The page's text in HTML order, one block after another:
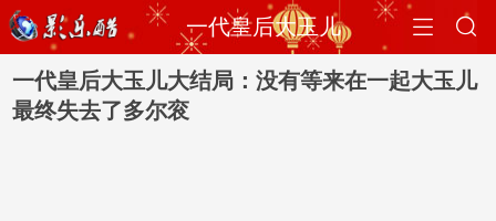
 
一代皇后大玉儿
一代皇后大玉儿大结局：没有等来在一起大玉儿
最终失去了多尔衮